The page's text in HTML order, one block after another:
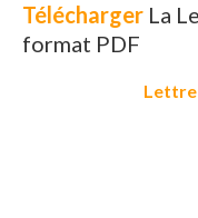
Télécharger La
format PDF
Lettre